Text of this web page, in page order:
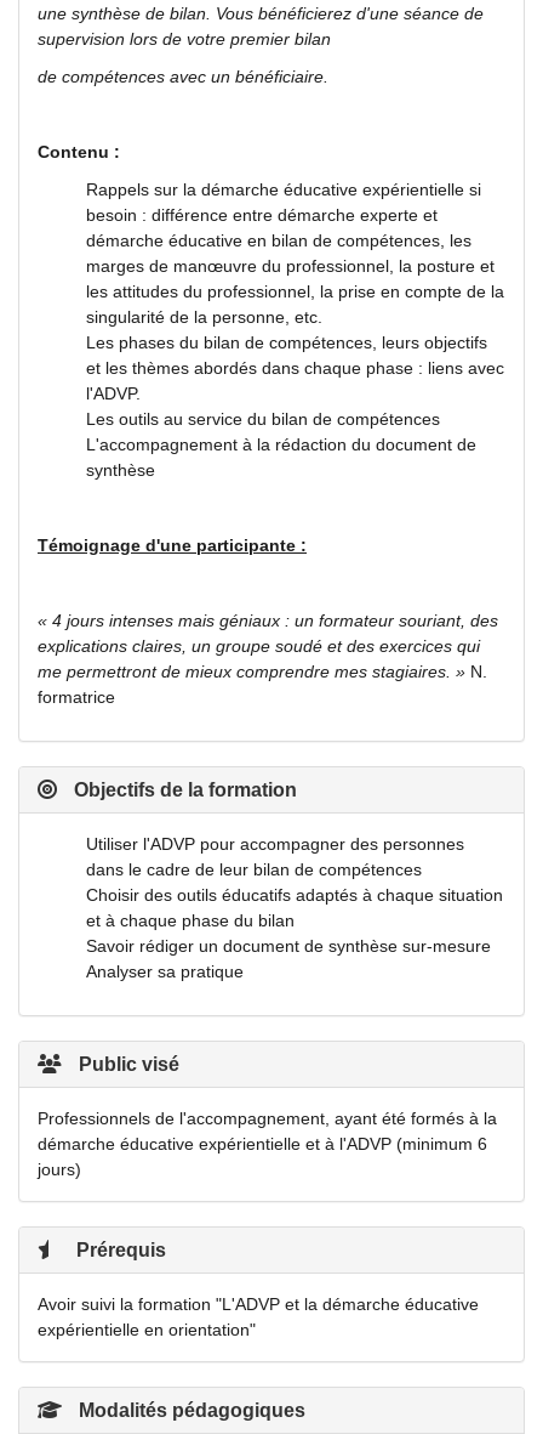
une synthèse de bilan. Vous bénéficierez d'une séance de
supervision lors de votre premier bilan
de compétences avec un bénéficiaire.
Contenu :
Rappels sur la démarche éducative expérientielle si
besoin : différence entre démarche experte et
démarche éducative en bilan de compétences, les
marges de manœuvre du professionnel, la posture et
les attitudes du professionnel, la prise en compte de la
singularité de la personne, etc.
Les phases du bilan de compétences, leurs objectifs
et les thèmes abordés dans chaque phase : liens avec
l'ADVP.
Les outils au service du bilan de compétences
L'accompagnement à la rédaction du document de
synthèse
Témoignage d'une participante :
« 4 jours intenses mais géniaux : un formateur souriant, des
explications claires, un groupe soudé et des exercices qui
me permettront de mieux comprendre mes stagiaires. » N.
formatrice
Objectifs de la formation
Utiliser l'ADVP pour accompagner des personnes
dans le cadre de leur bilan de compétences
Choisir des outils éducatifs adaptés à chaque situation
et à chaque phase du bilan
Savoir rédiger un document de synthèse sur-mesure
Analyser sa pratique
Public visé
Professionnels de l'accompagnement, ayant été formés à la
démarche éducative expérientielle et à l'ADVP (minimum 6
jours)
Prérequis
Avoir suivi la formation "L'ADVP et la démarche éducative
expérientielle en orientation"
Modalités pédagogiques